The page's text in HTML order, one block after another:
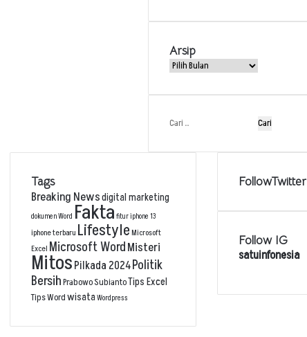
Arsip
Arsip
Cari
Tags
Breaking Newsdigital marketing
dokumen Word Fakta fitur iphone 13
iphone terbaru LifestyleMicrosoft
Excel Microsoft WordMisteri
MitosPilkada 2024Politik
BersihPrabowo SubiantoTips Excel
Tips Wordwisata Wordpress
FollowTwitter
Follow IG
satuinfonesia